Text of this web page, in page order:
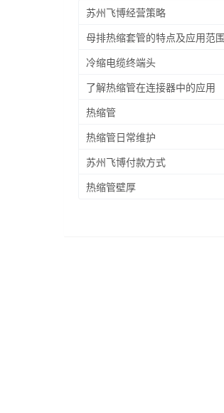
苏州飞博经营策略
母排热缩套管的特点及应用范围
冷缩电缆终端头
了解热缩管在连接器中的应用
热缩管
热缩管日常维护
苏州飞博付款方式
热缩管壁厚